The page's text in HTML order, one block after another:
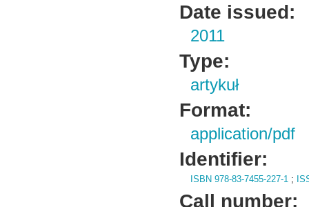
Date issued:
2011
Type:
artykuł
Format:
application/pdf
Identifier:
ISBN 978-83-7455-227-1 ;
Call number: